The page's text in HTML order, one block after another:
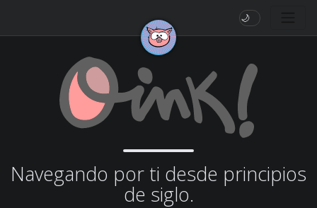
🌙
Navegando por ti desde principios
de siglo.